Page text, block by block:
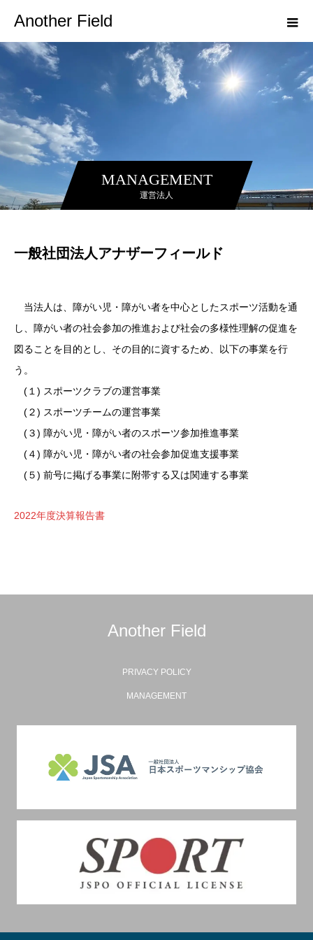
Another Field
MANAGEMENT
運営法人
一般社団法人アナザーフィールド
当法人は、障がい児・障がい者を中心としたスポーツ活動を通
し、障がい者の社会参加の推進および社会の多様性理解の促進を
図ることを目的とし、その目的に資するため、以下の事業を行
う。
(１) スポーツクラブの運営事業
(２) スポーツチームの運営事業
(３) 障がい児・障がい者のスポーツ参加推進事業
(４) 障がい児・障がい者の社会参加促進支援事業
(５) 前号に掲げる事業に附帯する又は関連する事業
2022年度決算報告書
Another Field
PRIVACY POLICY
MANAGEMENT